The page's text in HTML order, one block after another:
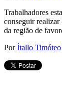
Trabalhadores
conseguir
da região de
PorÍtallo Timóteo